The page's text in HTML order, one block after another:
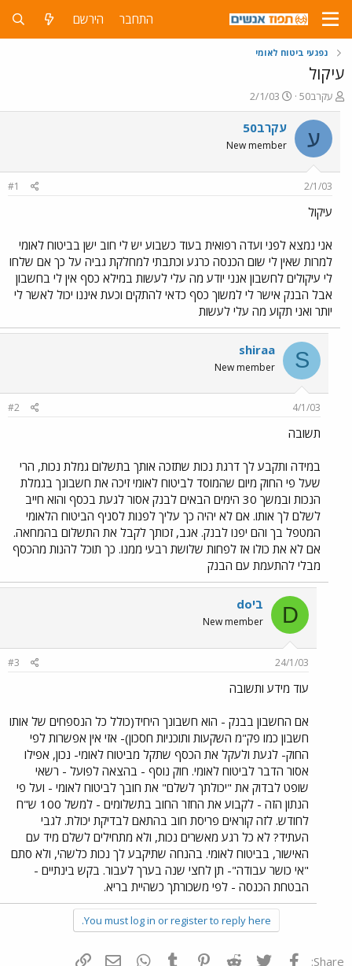
התחבר הירשם
נפגעי ביטוח לאומי
עיקול
פ
ו
ת
ח
ה
ש
א
עקרב50
פ
ו
ר
ם
ך
2/1/03
ע עקרב50
New member
2/1/03
#1
עיקול
אני נמצא לפני ועדה רפואית בעוד כשבוע יש לי חוב ישן בביטוח לאומי
למרות שאין לי שום הכנסה כרגע וכתבתי למחלקת גביה על כך אם שלחו
לי עיקולים לחשבון אנני יודע מה עלי לעשות במילא כסף אין לי בחשבון
אבל הבנק אישר לי למשוך כסף כדאי להתקים וכעת איננו יכול לאשר לי
יותר ואני תקוע מה עלי לעשות
S
shiraa
New member
4/1/03
#2
תשובה
במידה ותקבע לך דרגת נכות שתזכה אותך בתשלום גמלת נכות, הרי
שעל פי החוק מיום שהמוסד לביטוח לאומי זיכה את חשבונך בגמלת
הנכות ובמשך 30 הימים הבאים לבנק אסור לגעת בכסף והוא חייב
לשלם לך אותו. אם לא יהיה כך עליך לפנות לסניף הביטוח הלאומי
המטפל בך והם יפנו לבנק. אגב, זכותך לקבל את התשלום בהמחאה.
אם לא את כולו אז לפחות שלושת רבעי ממנו. כך תוכל להנות מהכסף
מבלי להתעמת עם הבנק
D doבי
New member
24/1/03
#3
עוד מידע ותשובה
אם החשבון בבנק - הוא חשבונך היחיד(כולל כל הנספחים של אותו
חשבון כמו פק"מ השקעות ותוכניות חסכון)- אזי אין אפשרות לפי
החוק- לגעת ולעקל את הכסף שתקל מביטוח לאומי- נכון, אפילו
אסור הדבר לביטוח לאומי. חוק נוסף - בהצאה לפועל - רשאי
שופט לבדוק את "יכולתך לשלם" את חובך לביטוח לאומי - ועל פי
הנתון הזה - לקבוע את החזר החוב בתשלומים - למשל 100 ש"ח
לחודש. לזה קוראים פריסת חוב בהתאם לבדיקת יכולת. לגבי
העתיד? לא כל רגע מאשרים נכות, ולא מתחילים לשלם מיד עם
האישור, בביטוח לאומי. בהנחה שתיקבע לך נכות כלשהי, ולא סתם
"אי כושר עבודה"- תן לחצי שנה בערך לעבור. בקש בינתיים -
הבטחת הכנסה - לפי משכורתך כשהיית בריא.
You must log in or register to reply here.
Share: פייסבוק Twitter
Reddit
Pinterest
Tumblr
WhatsAppדואר אלקטרוני